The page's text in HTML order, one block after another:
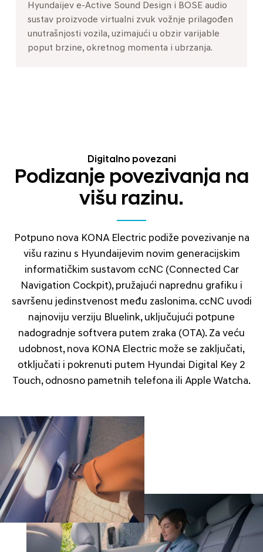
Hyundaijev e-Active Sound Design i BOSE audio
sustav proizvode virtualni zvuk vožnje prilagođen
unutrašnjosti vozila, uzimajući u obzir varijable
poput brzine, okretnog momenta i ubrzanja.
Digitalno povezani
Podizanje povezivanja na
višu razinu.
Potpuno nova KONA Electric podiže povezivanje na
višu razinu s Hyundaijevim novim generacijskim
informatičkim sustavom ccNC (Connected Car
Navigation Cockpit), pružajući naprednu grafiku i
savršenu jedinstvenost među zaslonima. ccNC uvodi
najnoviju verziju Bluelink, uključujući potpune
nadogradnje softvera putem zraka (OTA). Za veću
udobnost, nova KONA Electric može se zaključati,
otključati i pokrenuti putem Hyundai Digital Key 2
Touch, odnosno pametnih telefona ili Apple Watcha.